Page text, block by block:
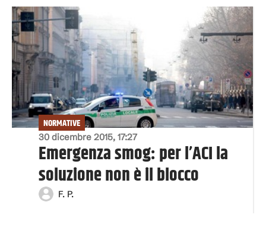
30 dicembre 2015, 17:27
NORMATIVE
Emergenza smog: per l’ACI la
soluzione non è il blocco
F. P.